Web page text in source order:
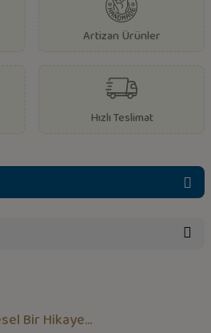
Artizan Ürünler
Hızlı Teslimat
Bir Hikaye...